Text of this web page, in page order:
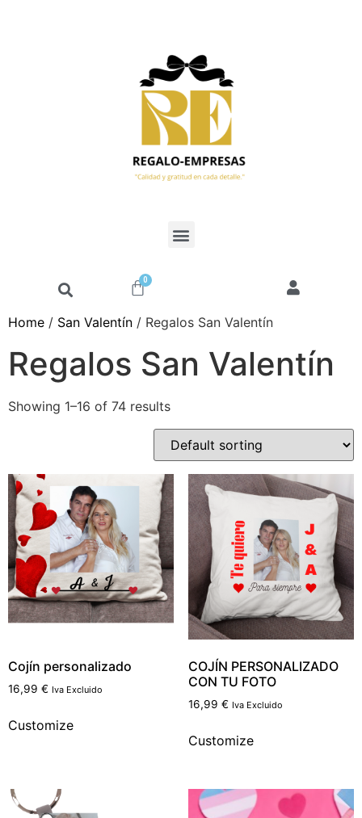
0
Home / San Valentín / Regalos San Valentín
Regalos San Valentín
Showing 1–16 of 74 results
Cojín personalizado
16,99 € Iva Excluido
Customize
COJÍN PERSONALIZADO
CON TU FOTO
16,99 € Iva Excluido
Customize